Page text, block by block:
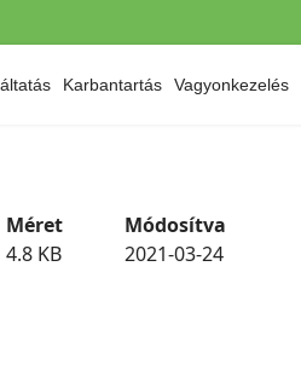
Karbantartás Vagyonkezelés
Méret Módosítva
4.8 KB 2021-03-24